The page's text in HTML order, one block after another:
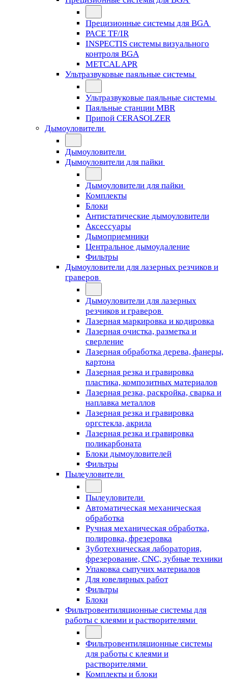
Прецизионные системы для BGA
PACE TF/IR
INSPECTIS системы визуального
контроля BGA
METCAL APR
Ультразвуковые паяльные системы
Ультразвуковые паяльные системы
Паяльные станции MBR
Припой CERASOLZER
Дымоуловители
Дымоуловители
Дымоуловители для пайки
Дымоуловители для пайки
Комплекты
Блоки
Антистатические дымоуловители
Аксессуары
Дымоприемники
Центральное дымоудаление
Фильтры
Дымоуловители для лазерных резчиков и
граверов
Дымоуловители для лазерных
резчиков и граверов
Лазерная маркировка и кодировка
Лазерная очистка, разметка и
сверление
Лазерная обработка дерева, фанеры,
картона
Лазерная резка и гравировка
пластика, композитных материалов
Лазерная резка, раскройка, сварка и
наплавка металлов
Лазерная резка и гравировка
оргстекла, акрила
Лазерная резка и гравировка
поликарбоната
Блоки дымоуловителей
Фильтры
Пылеуловители
Пылеуловители
Автоматическая механическая
обработка
Ручная механическая обработка,
полировка, фрезеровка
Зуботехническая лаборатория,
фрезерование, CNC, зубные техники
Упаковка сыпучих материалов
Для ювелирных работ
Фильтры
Блоки
Фильтровентиляционные системы для
работы с клеями и растворителями
Фильтровентиляционные системы
для работы с клеями и
растворителями
Комплекты и блоки